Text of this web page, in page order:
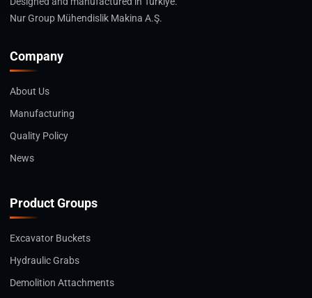
Nur Group Mühendislik Makina A.Ş.
Company
About Us
Manufacturing
Quality Policy
News
Product Groups
Excavator Buckets
Hydraulic Grabs
Demolition Attachments